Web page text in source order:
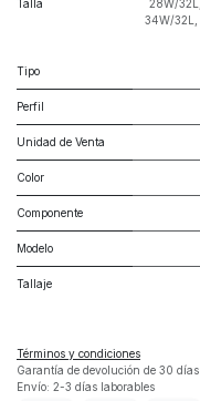
Talla 28W/32L
34W/32L
Tipo
Perfil
Unidad de Venta
Color
Componente
Modelo
Tallaje
Términos y condiciones
Garantía de devolución de 30 días
Envío: 2-3 días laborables